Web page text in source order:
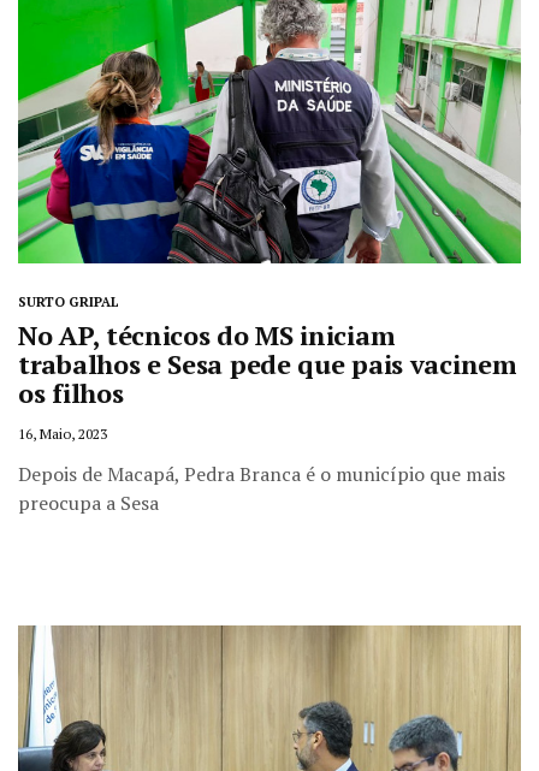
SURTO GRIPAL
No AP, técnicos do MS iniciam
trabalhos e Sesa pede que pais vacinem
os filhos
16, Maio, 2023
Depois de Macapá, Pedra Branca é o município que mais
preocupa a Sesa